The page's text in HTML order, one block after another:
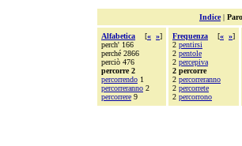
Indice|
Alfabetica [« »]
perch' 166
perché 2866
perciò 476
percorre 2
percorrendo 1
percorreranno 2
percorrere 9
Frequenza [« »]
2 pentirsi
2 pentole
2 percepiva
2 percorre
2 percorreranno
2 percorrete
2 percorrono